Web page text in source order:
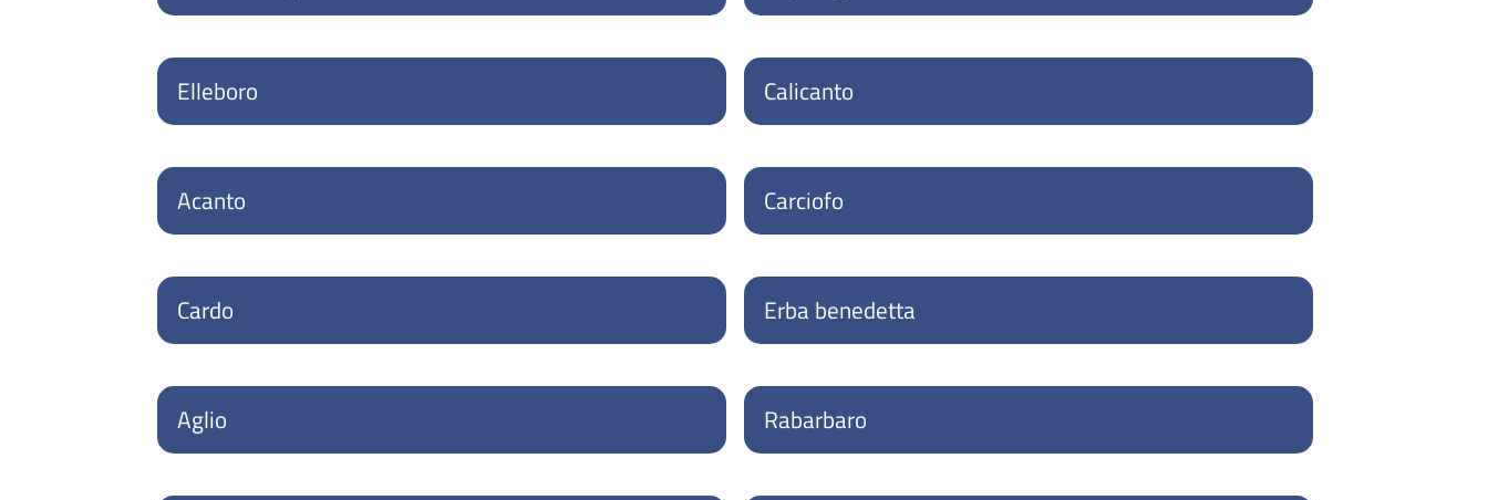
Elleboro Calicanto
Acanto Carciofo
Cardo Erba benedetta
Aglio Rabarbaro